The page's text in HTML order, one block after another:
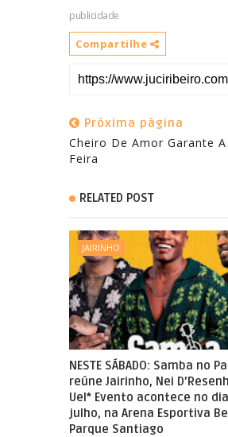
publicidade
Compartilhe
Próxima página
Cheiro De Amor Garante
RELATED POST
JAIRINHO
NESTE SÁBADO: Samba no
reúne Jairinho, Nei
Uel* Evento acontece no
julho, na Arena Esportiva
Parque Santiago